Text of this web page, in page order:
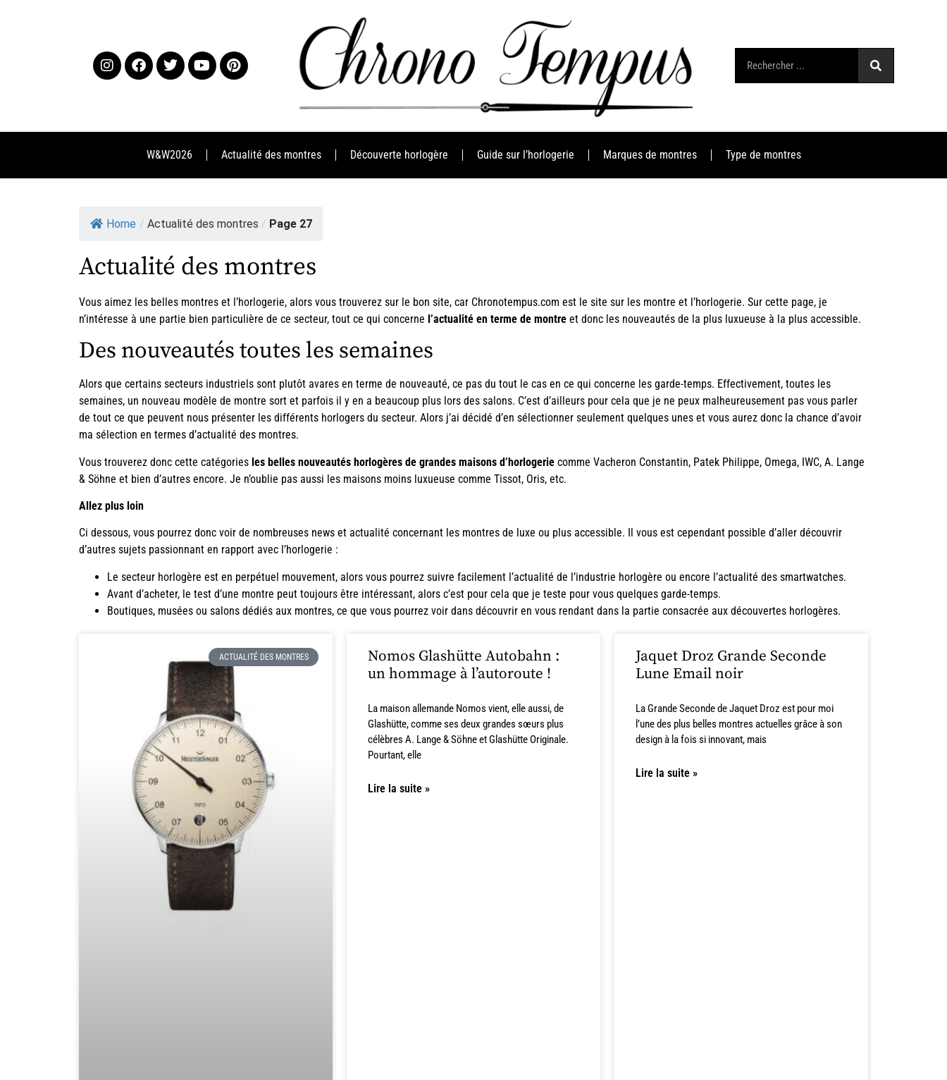
W&W2026 Actualité des montres Découverte horlogère Guide sur l’horlogerie Marques de montres Type de montres
Home / Actualité des montres / Page 27
Actualité des montres
Vous aimez les belles montres et l’horlogerie, alors vous trouverez sur le bon site, car Chronotempus.com est le site sur les montre et l’horlogerie. Sur cette page, je
n’intéresse à une partie bien particulière de ce secteur, tout ce qui concerne l’actualité en terme de montre et donc les nouveautés de la plus luxueuse à la plus accessible.
Des nouveautés toutes les semaines
Alors que certains secteurs industriels sont plutôt avares en terme de nouveauté, ce pas du tout le cas en ce qui concerne les garde-temps. Effectivement, toutes les
semaines, un nouveau modèle de montre sort et parfois il y en a beaucoup plus lors des salons. C’est d’ailleurs pour cela que je ne peux malheureusement pas vous parler
de tout ce que peuvent nous présenter les différents horlogers du secteur. Alors j’ai décidé d’en sélectionner seulement quelques unes et vous aurez donc la chance d’avoir
ma sélection en termes d’actualité des montres.
Vous trouverez donc cette catégories les belles nouveautés horlogères de grandes maisons d’horlogerie comme Vacheron Constantin, Patek Philippe, Omega, IWC, A. Lange
& Söhne et bien d’autres encore. Je n’oublie pas aussi les maisons moins luxueuse comme Tissot, Oris, etc.
Allez plus loin
Ci dessous, vous pourrez donc voir de nombreuses news et actualité concernant les montres de luxe ou plus accessible. Il vous est cependant possible d’aller découvrir
d’autres sujets passionnant en rapport avec l’horlogerie :
Le secteur horlogère est en perpétuel mouvement, alors vous pourrez suivre facilement l’actualité de l’industrie horlogère ou encore l’actualité des smartwatches.
Avant d’acheter, le test d’une montre peut toujours être intéressant, alors c’est pour cela que je teste pour vous quelques garde-temps.
Boutiques, musées ou salons dédiés aux montres, ce que vous pourrez voir dans découvrir en vous rendant dans la partie consacrée aux découvertes horlogères.
ACTUALITÉ DES MONTRES
Nomos Glashütte Autobahn :
un hommage à l’autoroute !
La maison allemande Nomos vient, elle aussi, de
Glashütte, comme ses deux grandes sœurs plus
célèbres A. Lange & Söhne et Glashütte Originale.
Pourtant, elle
Lire la suite »
Jaquet Droz Grande Seconde
Lune Email noir
La Grande Seconde de Jaquet Droz est pour moi
l’une des plus belles montres actuelles grâce à son
design à la fois si innovant, mais
Lire la suite »